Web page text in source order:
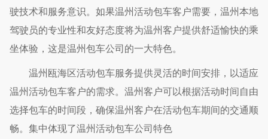
驶技术和服务意识。如果温州活动包车客户需要，温州本地
驾驶员的专业性和友好态度将为温州客户提供舒适愉快的乘
坐体验，这是温州包车公司的一大特色。
温州瓯海区活动包车服务提供灵活的时间安排，以适应
温州活动包车客户的需求。温州客户可以根据活动时间自由
选择包车的时间段，确保温州客户在活动包车期间的交通顺
畅。集中体现了温州活动包车公司特色